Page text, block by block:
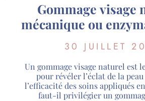
Gommage visage
mécanique ou
guide pour choisir
peau
30 JUILLET
Un gommage visage naturel est
pour révéler l’éclat de la
l’efficacité des soins appliqués
faut-il privilégier un